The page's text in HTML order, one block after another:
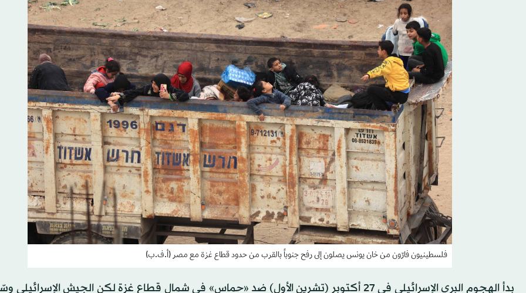
فلسطينيون فارّون من خان يونس يصلون إلى رفح جنوباً بالقرب من حدود قطاع غزة مع مصر (أ.ف.ب)
بدأ الهجوم البري الإسرائيلي في 27 أكتوبر (تشرين الأول) ضد «حماس» في شمال قطاع غزة لكن الجيش